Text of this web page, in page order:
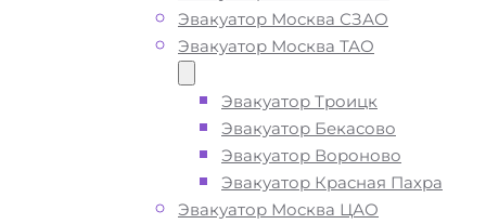
Эвакуатор Москва СЗАО
Эвакуатор Москва ТАО
Эвакуатор Троицк
Эвакуатор Бекасово
Эвакуатор Вороново
Эвакуатор Красная Пахра
Эвакуатор Москва ЦАО
Вызвать эвакуатор в
районе Марфино
недорого